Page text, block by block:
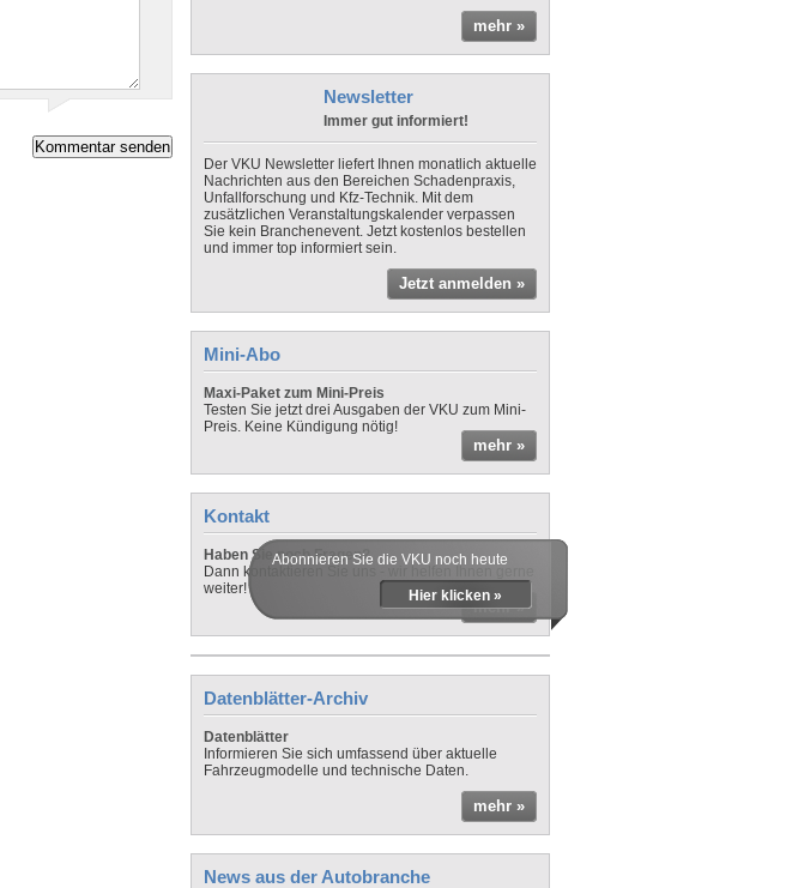
mehr »
Newsletter
Immer gut informiert!
Der VKU Newsletter liefert Ihnen monatlich aktuelle
Nachrichten aus den Bereichen Schadenpraxis,
Unfallforschung und Kfz-Technik. Mit dem
zusätzlichen Veranstaltungskalender verpassen
Sie kein Branchenevent. Jetzt kostenlos bestellen
und immer top informiert sein.
Jetzt anmelden »
Mini-Abo
Maxi-Paket zum Mini-Preis
Testen Sie jetzt drei Ausgaben der VKU zum Mini-
Preis. Keine Kündigung nötig!
mehr »
Kontakt
Haben Sie noch Fragen?
Dann kontaktieren Sie uns - wir helfen Ihnen gerne
weiter!
mehr »
Abonnieren Sie die VKU noch heute
Hier klicken »
Datenblätter-Archiv
Datenblätter
Informieren Sie sich umfassend über aktuelle
Fahrzeugmodelle und technische Daten.
mehr »
News aus der Autobranche